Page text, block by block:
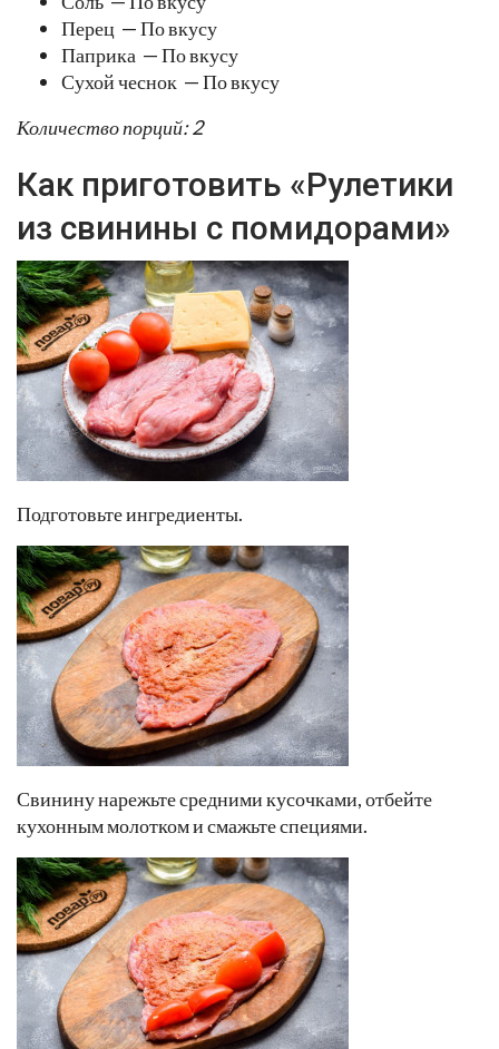
Перец — По вкусу
Паприка — По вкусу
Сухой чеснок — По вкусу
Количество порций: 2
Как приготовить «Рулетики
из свинины с помидорами»
Подготовьте ингредиенты.
Свинину нарежьте средними кусочками, отбейте
кухонным молотком и смажьте специями.